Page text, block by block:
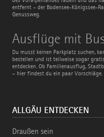
entfernt – der Bodensee-Königssee-
Genussweg.
Ausflüge mit
Du musst keinen Parkplatz suchen,
bestellen und ist teilweise sogar
entdecken. Ob Familienausflug,
– hier findest du ein paar Vorschläge.
Ausflüge
mit
Bus
und
Bahn
ALLGÄU ENTDECKEN
Draußen sein